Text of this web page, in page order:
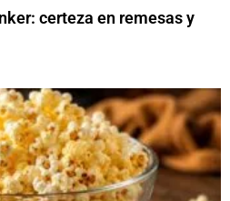
certeza en remesas y